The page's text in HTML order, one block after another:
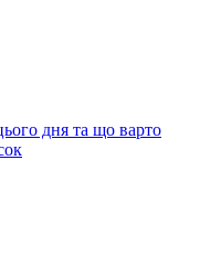
дня та що варто